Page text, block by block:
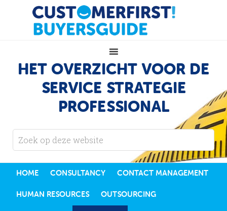
HET OVERZICHT VOOR DE
SERVICE STRATEGIE
PROFESSIONAL
HOME CONSULTANCY CONTACT MANAGEMENT
HUMAN RESOURCES OUTSOURCING